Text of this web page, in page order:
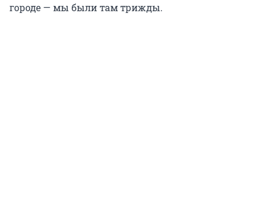
городе — мы были там трижды.